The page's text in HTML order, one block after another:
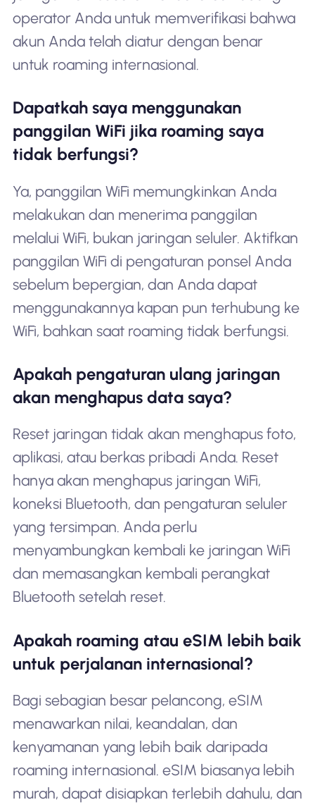
operator Anda untuk memverifikasi bahwa
akun Anda telah diatur dengan benar
untuk roaming internasional.
Dapatkah saya menggunakan
panggilan WiFi jika roaming saya
tidak berfungsi?
Ya, panggilan WiFi memungkinkan Anda
melakukan dan menerima panggilan
melalui WiFi, bukan jaringan seluler. Aktifkan
panggilan WiFi di pengaturan ponsel Anda
sebelum bepergian, dan Anda dapat
menggunakannya kapan pun terhubung ke
WiFi, bahkan saat roaming tidak berfungsi.
Apakah pengaturan ulang jaringan
akan menghapus data saya?
Reset jaringan tidak akan menghapus foto,
aplikasi, atau berkas pribadi Anda. Reset
hanya akan menghapus jaringan WiFi,
koneksi Bluetooth, dan pengaturan seluler
yang tersimpan. Anda perlu
menyambungkan kembali ke jaringan WiFi
dan memasangkan kembali perangkat
Bluetooth setelah reset.
Apakah roaming atau eSIM lebih baik
untuk perjalanan internasional?
Bagi sebagian besar pelancong, eSIM
menawarkan nilai, keandalan, dan
kenyamanan yang lebih baik daripada
roaming internasional. eSIM biasanya lebih
murah, dapat disiapkan terlebih dahulu, dan